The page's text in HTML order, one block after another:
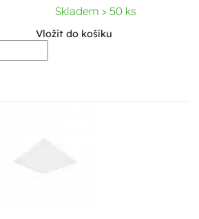
Skladem > 50 ks
Vložit do košíku